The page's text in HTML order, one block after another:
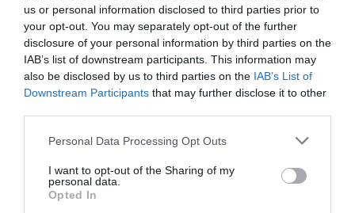
us or personal information disclosed to third parties prior to
your opt-out. You may separately opt-out of the further
disclosure of your personal information by third parties on the
IAB’s list of downstream participants. This information may
also be disclosed by us to third parties on the IAB’s List of
Downstream Participants that may further disclose it to other
Please note that this website/app uses one or more Google
not limited to your visit or usage behaviour. You may click to
grant or deny consent to Google and its third-party tags to
use your data for below specified purposes in below Google
Personal Data Processing Opt Outs
I want to opt-out of the Sharing of my
personal data.
Opted In
veto del disordine